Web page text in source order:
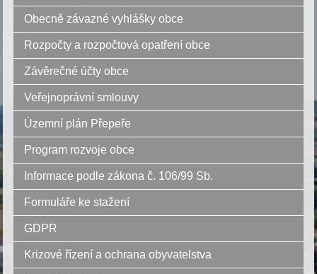
Obecně závazné vyhlášky obce
Rozpočty a rozpočtová opatření obce
Závěrečné účty obce
Veřejnoprávní smlouvy
Územní plán Přepeře
Program rozvoje obce
Informace podle zákona č. 106/99 Sb.
Formuláře ke stažení
GDPR
Krizové řízení a ochrana obyvatelstva